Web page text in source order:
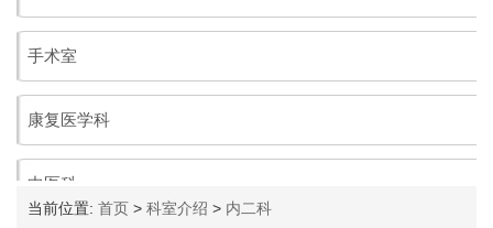
当前位置: 首页 > 科室介绍 > 内二科